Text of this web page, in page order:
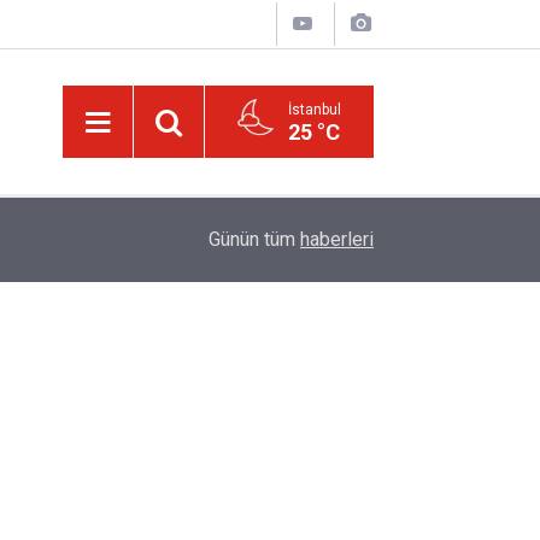
İstanbul
25 °C
Trump, Amerika'da seçim kazanan Müslüman
Günün tüm haberleri